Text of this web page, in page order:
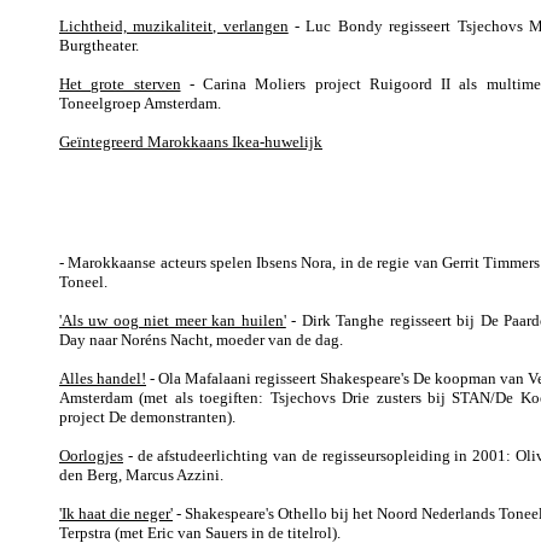
Lichtheid, muzikaliteit, verlangen- Luc Bondy regisseert Tsjechovs
Burgtheater.
Het grote sterven- Carina Moliers project Ruigoord II als
Toneelgroep Amsterdam.
Geïntegreerd Marokkaans Ikea-huwelijk
- Marokkaanse acteurs spelen Ibsens Nora, in de regie van Gerrit
Toneel.
'Als uw oog niet meer kan huilen'- Dirk Tanghe regisseert bij De
Day naar Noréns Nacht, moeder van de dag.
Alles handel! - Ola Mafalaani regisseert Shakespeare's De koopman van
Amsterdam (met als toegiften: Tsjechovs Drie zusters bij STAN/De
project De demonstranten).
Oorlogjes - de afstudeerlichting van de regisseursopleiding in 2001:
den Berg, Marcus Azzini.
'Ik haat die neger' - Shakespeare's Othello bij het Noord Nederlands
Terpstra (met Eric van Sauers in de titelrol).